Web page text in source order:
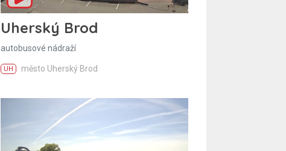
Uherský Brod
autobusové nádraží
UH město Uherský Brod